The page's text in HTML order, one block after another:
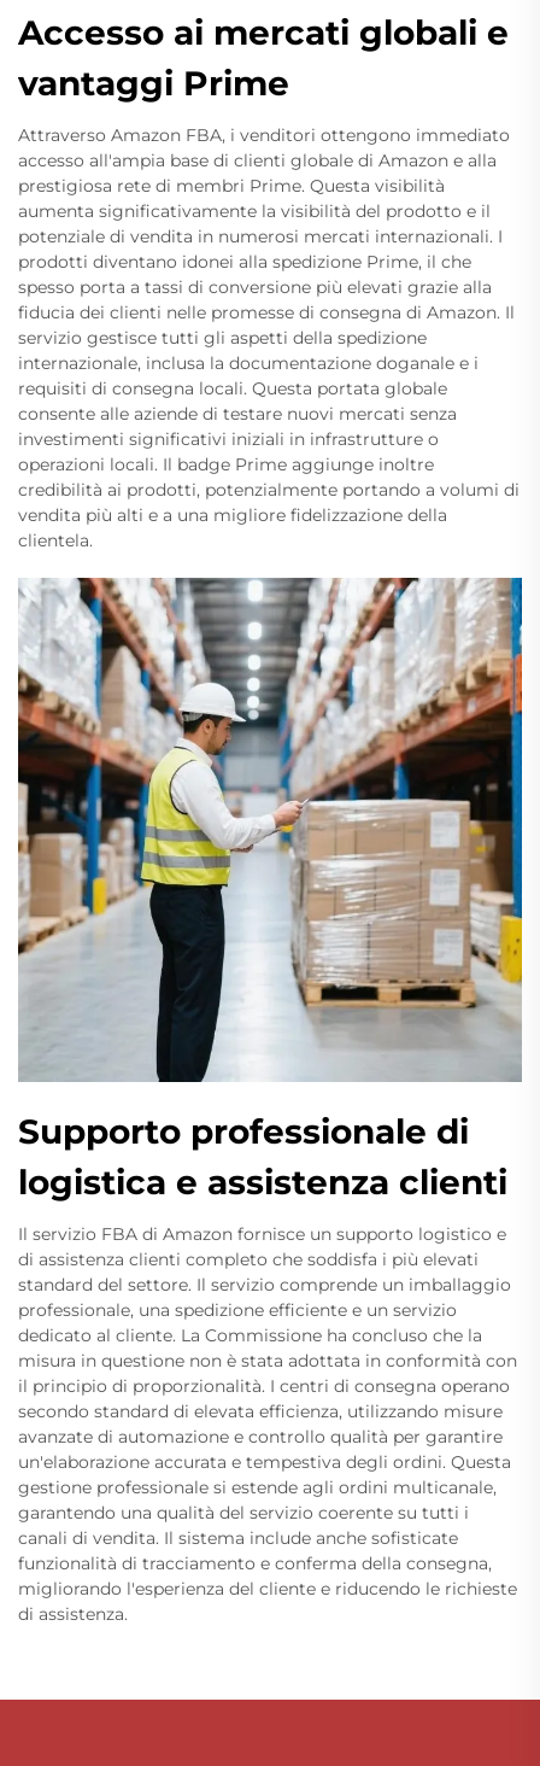
Accesso ai mercati globali e
vantaggi Prime
Attraverso Amazon FBA, i venditori ottengono immediato
accesso all'ampia base di clienti globale di Amazon e alla
prestigiosa rete di membri Prime. Questa visibilità
aumenta significativamente la visibilità del prodotto e il
potenziale di vendita in numerosi mercati internazionali. I
prodotti diventano idonei alla spedizione Prime, il che
spesso porta a tassi di conversione più elevati grazie alla
fiducia dei clienti nelle promesse di consegna di Amazon. Il
servizio gestisce tutti gli aspetti della spedizione
internazionale, inclusa la documentazione doganale e i
requisiti di consegna locali. Questa portata globale
consente alle aziende di testare nuovi mercati senza
investimenti significativi iniziali in infrastrutture o
operazioni locali. Il badge Prime aggiunge inoltre
credibilità ai prodotti, potenzialmente portando a volumi di
vendita più alti e a una migliore fidelizzazione della
clientela.
Supporto professionale di
logistica e assistenza clienti
Il servizio FBA di Amazon fornisce un supporto logistico e
di assistenza clienti completo che soddisfa i più elevati
standard del settore. Il servizio comprende un imballaggio
professionale, una spedizione efficiente e un servizio
dedicato al cliente. La Commissione ha concluso che la
misura in questione non è stata adottata in conformità con
il principio di proporzionalità. I centri di consegna operano
secondo standard di elevata efficienza, utilizzando misure
avanzate di automazione e controllo qualità per garantire
un'elaborazione accurata e tempestiva degli ordini. Questa
gestione professionale si estende agli ordini multicanale,
garantendo una qualità del servizio coerente su tutti i
canali di vendita. Il sistema include anche sofisticate
funzionalità di tracciamento e conferma della consegna,
migliorando l'esperienza del cliente e riducendo le richieste
di assistenza.